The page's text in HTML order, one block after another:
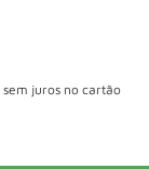
sem juros no cartão